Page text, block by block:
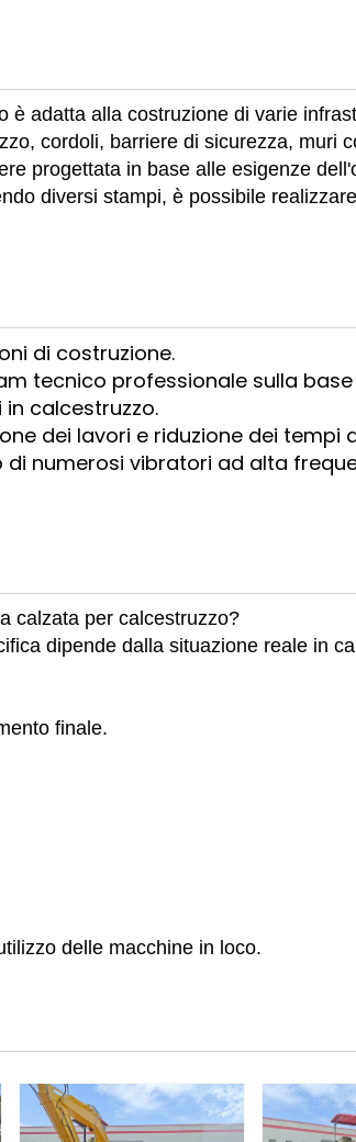
adatta alla costruzione di varie
cordoli, barriere di sicurezza, muri
progettata in base alle esigenze
diversi stampi, è possibile
di costruzione.
tecnico professionale sulla base
calcestruzzo.
dei lavori e riduzione dei tempi
di numerosi vibratori ad alta
calzata per calcestruzzo?
dipende dalla situazione reale in
finale.
delle macchine in loco.